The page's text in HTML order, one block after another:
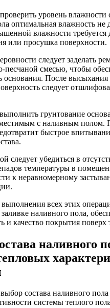
уровень влажности
оптимальная влажность
влажности требуется
или просушка поверхности.
следует заделать
песчаной смесью, чтобы
основания. После
следует
грунтование
с наливным полом.
быстрое
следует убедиться в
температуры в
к неравномерному
выполнения всех этих
наливного пола,
и качество покрытия поверх
наливного
состава наливного
системы теплого